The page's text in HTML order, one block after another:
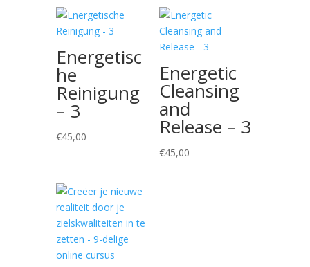
Energetisc
he
Reinigung
– 3
€45,00
Energetic
Cleansing
and
Release – 3
€45,00